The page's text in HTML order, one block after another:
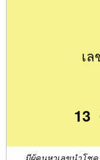
เ
13
มีผู้คนหาเลขนำโชค